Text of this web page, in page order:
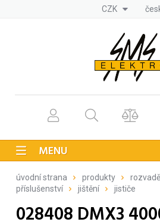
CZK
MENU
úvodní strana produkty
příslušenství
jištění jističe
028408 DMX3